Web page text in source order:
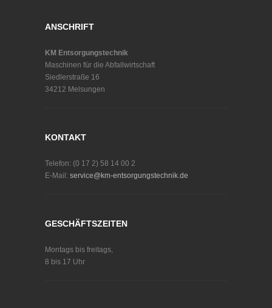
ANSCHRIFT
KM Entsorgungstechnik
Maschinen für die Abfallwirtschaft
Siedlerstraße 16
34212 Melsungen
KONTAKT
Telefon: (0 17 2) 58 14 00 2
E-Mail: service@km-entsorgungstechnik.de
GESCHÄFTSZEITEN
Montags bis freitags,
8 bis 17 Uhr